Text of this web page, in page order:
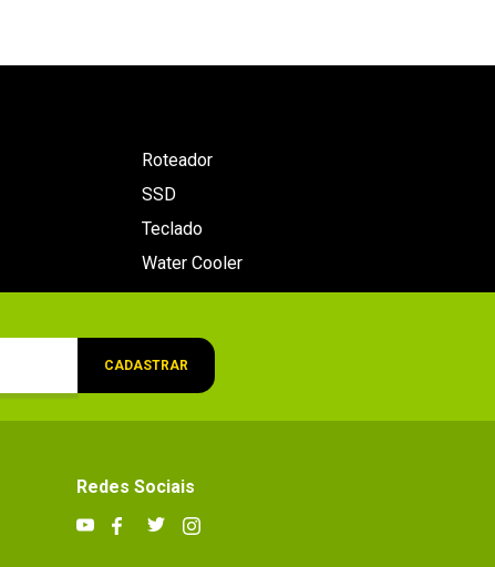
Roteador
SSD
Teclado
Water Cooler
CADASTRAR
Redes Sociais